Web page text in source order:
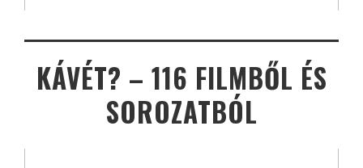
KÁVÉT? – 116 FILMBŐL ÉS
SOROZATBÓL